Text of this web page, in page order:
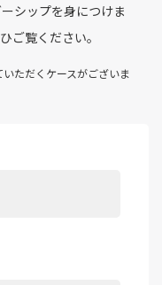
シップを身につけま
ご覧ください。
ただくケースがございま